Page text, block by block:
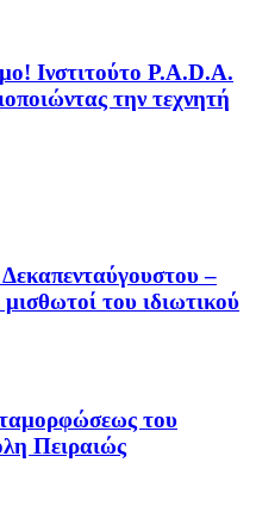
Ινστιτούτο P.A.D.A.
την τεχνητή
Δεκαπενταύγουστου –
του ιδιωτικού
του
Πειραιώς